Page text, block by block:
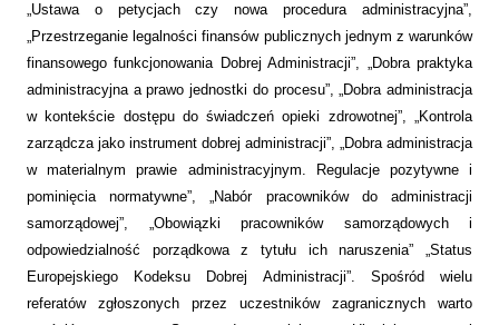
„Ustawa o petycjach czy nowa procedura administracyjna”,
„Przestrzeganie legalności finansów publicznych jednym z warunków
finansowego funkcjonowania Dobrej Administracji”, „Dobra praktyka
administracyjna a prawo jednostki do procesu”, „Dobra administracja
w kontekście dostępu do świadczeń opieki zdrowotnej”, „Kontrola
zarządcza jako instrument dobrej administracji”, „Dobra administracja
w materialnym prawie administracyjnym. Regulacje pozytywne i
pominięcia normatywne”, „Nabór pracowników do administracji
samorządowej”, „Obowiązki pracowników samorządowych i
odpowiedzialność porządkowa z tytułu ich naruszenia” „Status
Europejskiego Kodeksu Dobrej Administracji”. Spośród wielu
referatów zgłoszonych przez uczestników zagranicznych warto